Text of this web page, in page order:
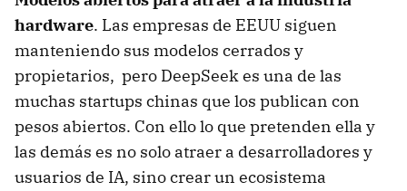
hardware. Las empresas de EEUU siguen
manteniendo sus modelos cerrados y
propietarios, pero DeepSeek es una de las
muchas startups chinas que los publican con
pesos abiertos. Con ello lo que pretenden ella y
las demás es no solo atraer a desarrolladores y
usuarios de IA, sino crear un ecosistema